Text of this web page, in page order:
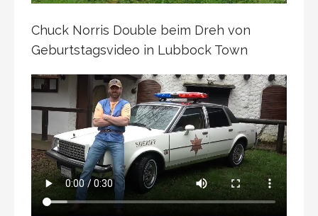
Chuck Norris Double beim Dreh von
Geburtstagsvideo in Lubbock Town